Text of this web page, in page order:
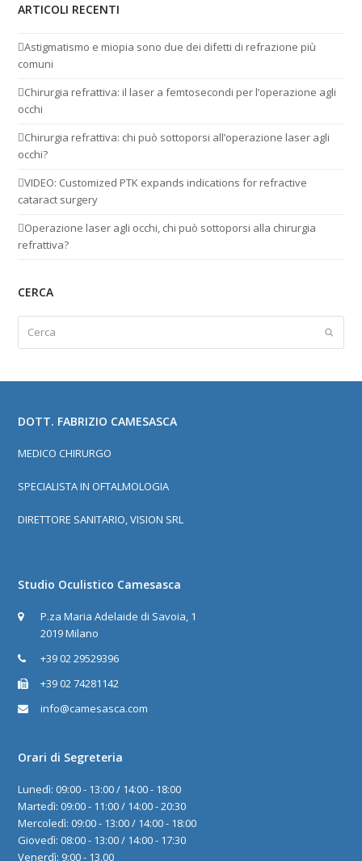
ARTICOLI RECENTI
Astigmatismo e miopia sono due dei difetti di refrazione più
comuni
Chirurgia refrattiva: il laser a femtosecondi per l’operazione agli
occhi
Chirurgia refrattiva: chi può sottoporsi all’operazione laser agli
occhi?
VIDEO: Customized PTK expands indications for refractive
cataract surgery
Operazione laser agli occhi, chi può sottoporsi alla chirurgia
refrattiva?
CERCA
Invia
DOTT. FABRIZIO CAMESASCA
MEDICO CHIRURGO
SPECIALISTA IN OFTALMOLOGIA
DIRETTORE SANITARIO, VISION SRL
Studio Oculistico Camesasca
P.za Maria Adelaide di Savoia, 1
2019 Milano
+39 02 29529396
+39 02 74281142
info@camesasca.com
Orari di Segreteria
Lunedì: 09:00 - 13:00 / 14:00 - 18:00
Martedì: 09:00 - 11:00 / 14:00 - 20:30
Mercoledì: 09:00 - 13:00 / 14:00 - 18:00
Giovedì: 08:00 - 13:00 / 14:00 - 17:30
Venerdì: 9:00 - 13.00